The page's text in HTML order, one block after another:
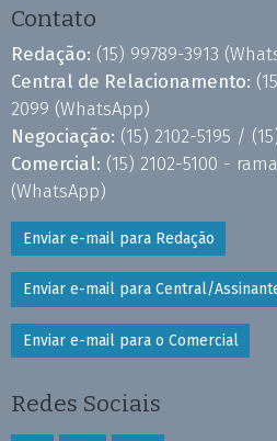
Contato
Redação: (15) 99789-3913
Central de Relacionamento:
2099 (WhatsApp)
Negociação: (15) 2102-5195 /
Comercial: (15) 2102-5100 -
(WhatsApp)
Enviar e-mail para Redação
Enviar e-mail para Central/
Enviar e-mail para o Comercial
Redes Sociais